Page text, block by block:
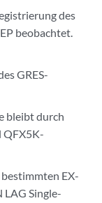
des
beobachtet.
GRES-
bleibt durch
QFX5K-
EX-
Single-